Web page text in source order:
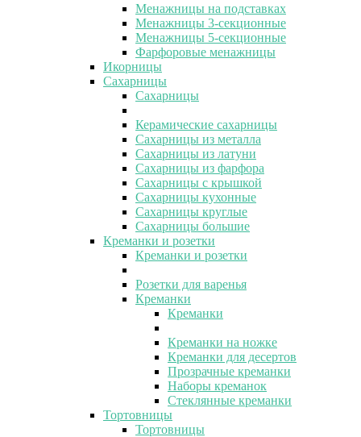
Менажницы на подставках
Менажницы 3-секционные
Менажницы 5-секционные
Фарфоровые менажницы
Икорницы
Сахарницы
Сахарницы
Керамические сахарницы
Сахарницы из металла
Сахарницы из латуни
Сахарницы из фарфора
Сахарницы с крышкой
Сахарницы кухонные
Сахарницы круглые
Сахарницы большие
Креманки и розетки
Креманки и розетки
Розетки для варенья
Креманки
Креманки
Креманки на ножке
Креманки для десертов
Прозрачные креманки
Наборы креманок
Стеклянные креманки
Тортовницы
Тортовницы